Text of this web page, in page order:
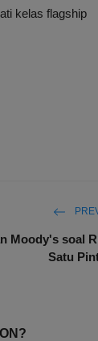
kelas flagship
Moody's soal
Satu